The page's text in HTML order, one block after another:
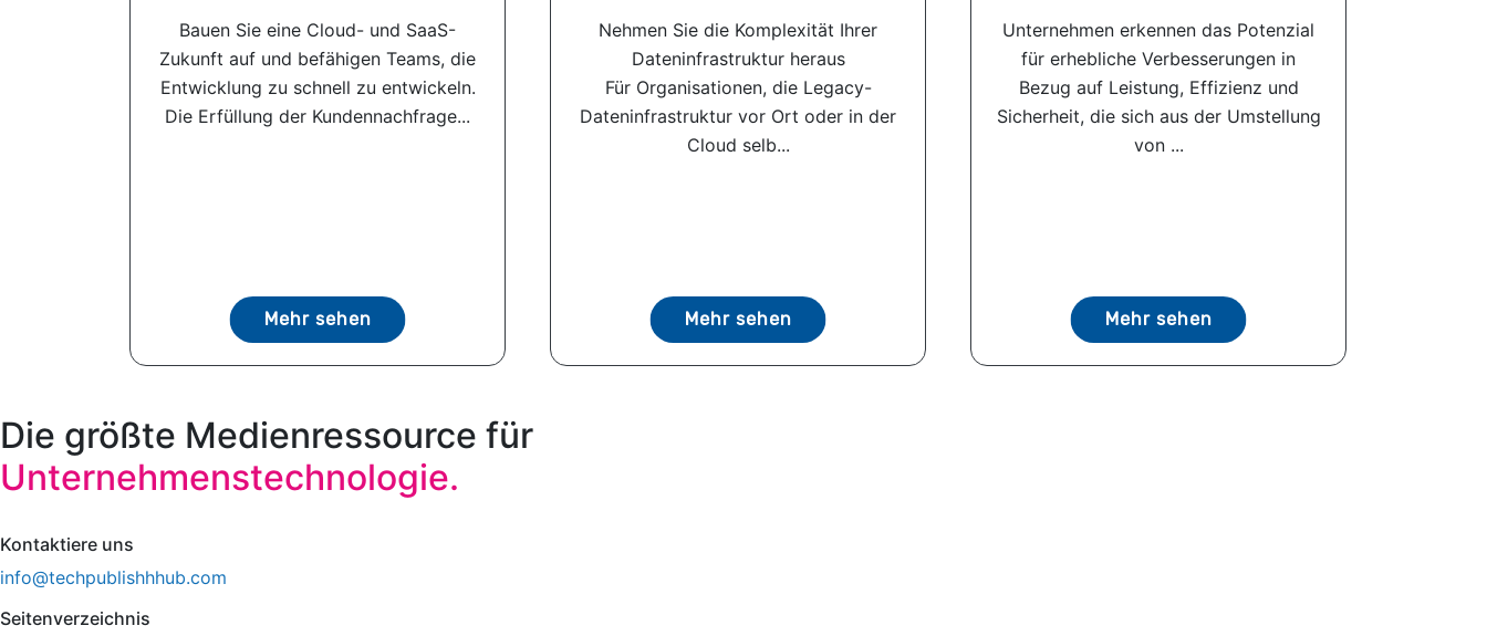
Bauen Sie eine Cloud- und SaaS-
Zukunft auf und befähigen Teams, die
Entwicklung zu schnell zu entwickeln.
Die Erfüllung der Kundennachfrage...
Mehr sehen
Nehmen Sie die Komplexität Ihrer
Dateninfrastruktur heraus
Für Organisationen, die Legacy-
Dateninfrastruktur vor Ort oder in der
Cloud selb...
Mehr sehen
Unternehmen erkennen das Potenzial
für erhebliche Verbesserungen in
Bezug auf Leistung, Effizienz und
Sicherheit, die sich aus der Umstellung
von ...
Mehr sehen
Die größte Medienressource für
Unternehmenstechnologie.
Kontaktiere uns
info@techpublishhhub.com
Seitenverzeichnis